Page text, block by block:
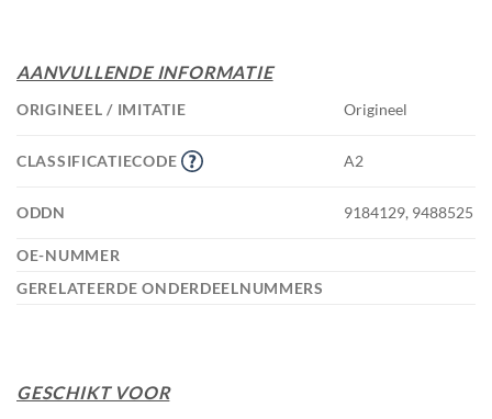
AANVULLENDE INFORMATIE
ORIGINEEL / IMITATIE Origineel
CLASSIFICATIECODE A2
ODDN 9184129, 9488525
OE-NUMMER
GERELATEERDE ONDERDEELNUMMERS
GESCHIKT VOOR